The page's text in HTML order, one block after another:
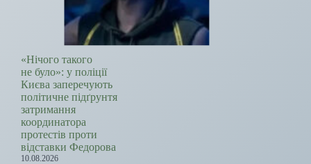
«Нічого такого
не було»: у поліції
Києва заперечують
політичне підґрунтя
затримання
координатора
протестів проти
відставки Федорова
10.08.2026